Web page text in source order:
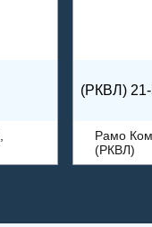
(РКВЛ)
Рамо
(РКВЛ)